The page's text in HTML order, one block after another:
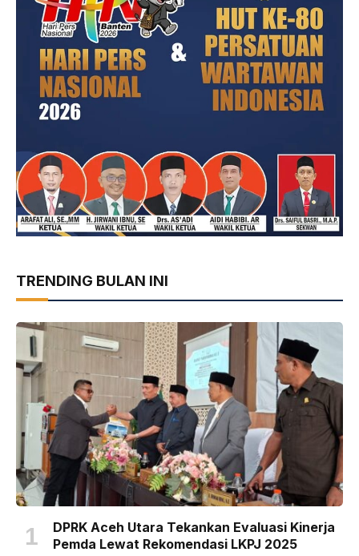
TRENDING BULAN INI
DPRK Aceh Utara Tekankan Evaluasi Kinerja
Pemda Lewat Rekomendasi LKPJ 2025